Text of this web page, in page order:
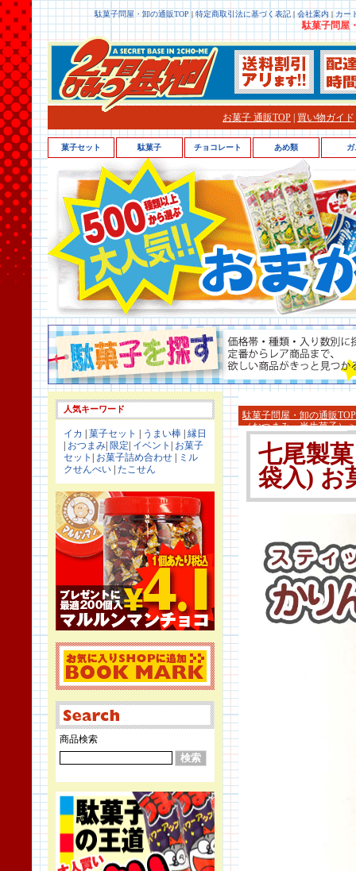
駄菓子問屋・卸の通販TOP | 特定商取引法に基づく表記 | 会社案内 | カー
駄菓子問屋
お菓子 通販TOP 買い物ガイド
人気キーワード
イカ 菓子セット うまい棒 縁日
おつまみ 限定 イベント
お菓子
セット
お菓子詰め合わせ
ミル
クせんべい たこせん
商品検索
駄菓子問屋・卸の通販TOP
（おつまみ・半生菓子）
七尾製
袋入) お